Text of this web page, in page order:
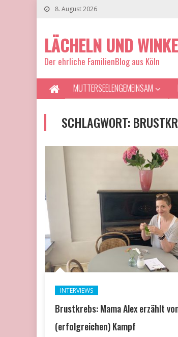
8. August 2026
LÄCHELN UND
Der ehrliche FamilienBlog aus Köln
MUTTERSEELENGEMEINSAM
SCHLAGWORT:
INTERVIEWS
Brustkrebs: Mama Alex erzählt
(erfolgreichen) Kampf